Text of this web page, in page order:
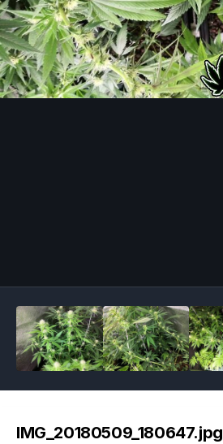
IMG_20180509_180647.jpg